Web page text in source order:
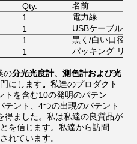
Qty.
名前
1
電力線
1
USBケーブル
1
黒く/白い口径測
1
パッキング リス
の分光光度計、測色計および光
にします。 私達のプロダクト
トを含む10の発明のパテン
テント、4つの出現のパテント
得ました。私は私達の良質品が
を信じます。私達から訪問
れています。